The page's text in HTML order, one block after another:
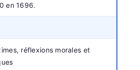
en 1696.
réflexions morales et